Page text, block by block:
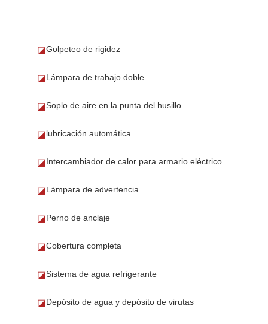
◪Golpeteo de rigidez
◪Lámpara de trabajo doble
◪Soplo de aire en la punta del husillo
◪lubricación automática
◪Intercambiador de calor para armario eléctrico.
◪Lámpara de advertencia
◪Perno de anclaje
◪Cobertura completa
◪Sistema de agua refrigerante
◪Depósito de agua y depósito de virutas